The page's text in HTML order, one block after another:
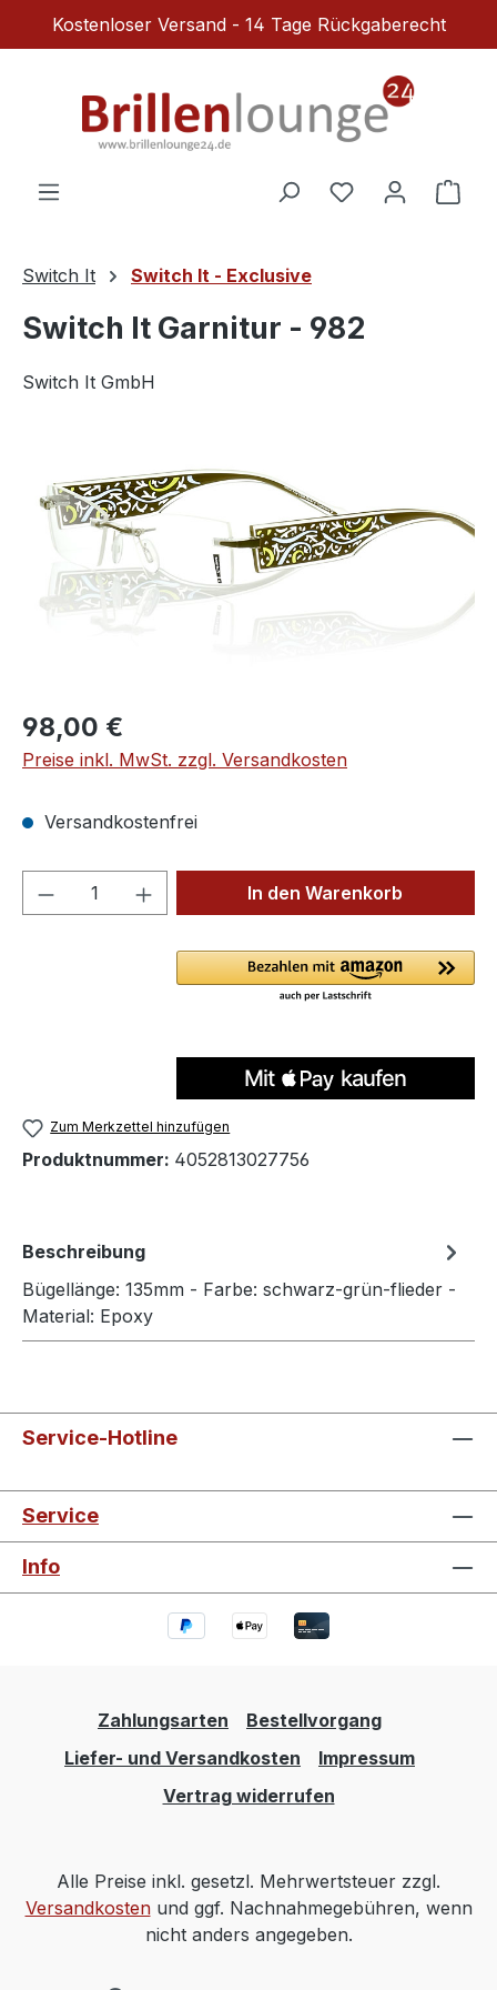
Zum Hauptinhalt springen
Kostenloser Versand - 14 Tage Rückgaberecht
Du hast 0
Switch It Switch It - Exclusive
Switch It Garnitur - 982
Switch It GmbH
Regulärer Preis:
98,00 €
Preise inkl. MwSt. zzgl. Versandkosten
Versandkostenfrei
Produkt Anzahl: Gib denIn den Warenkorb
Zum Merkzettel hinzufügen
Produktnummer: 4052813027756
Beschreibung
Bügellänge: 135mm - Farbe: schwarz-grün-flieder -
Material: Epoxy
Service-Hotline
Service
Info
Zahlungsarten
Bestellvorgang
Liefer- und Versandkosten
Impressum
Vertrag widerrufen
Alle Preise inkl. gesetzl. Mehrwertsteuer zzgl.
Versandkostenund ggf. Nachnahmegebühren, wenn
nicht anders angegeben.